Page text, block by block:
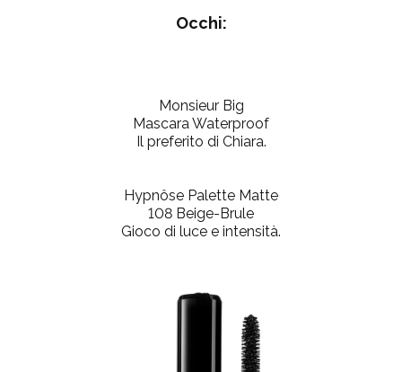
Occhi:
Monsieur Big
Mascara Waterproof
Il preferito di Chiara.
Hypnôse Palette Matte
108 Beige-Brule
Gioco di luce e intensità.